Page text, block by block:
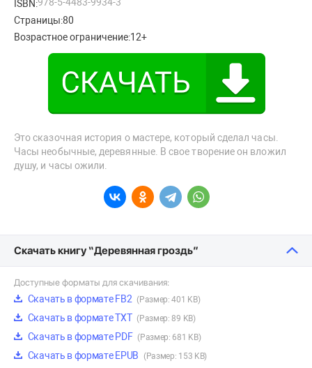
ISBN:978-5-4483-9934-3
Страницы:80
Возрастное ограничение:12+
Это сказочная история о мастере, который сделал часы.
Часы необычные, деревянные. В свое творение он вложил
душу, и часы ожили.
Скачать книгу “Деревянная гроздь”
Доступные форматы для скачивания:
Скачать в формате FB2 (Размер: 401 KB)
Скачать в формате TXT (Размер: 89 KB)
Скачать в формате PDF (Размер: 681 KB)
Скачать в формате EPUB (Размер: 153 KB)